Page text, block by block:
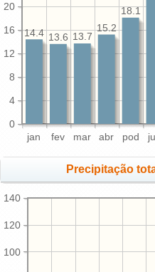
jan fev mar abr pod
0
4
8
12
16
20
18.1
15.2
13.7
13.6
14.4
Precipitação
100
120
140